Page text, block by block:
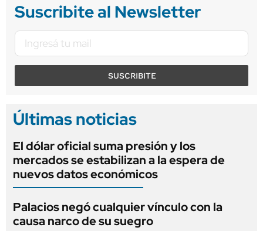
Suscribite al Newsletter
SUSCRIBITE
Últimas noticias
El dólar oficial suma presión y los
mercados se estabilizan a la espera de
nuevos datos económicos
Palacios negó cualquier vínculo con la
causa narco de su suegro